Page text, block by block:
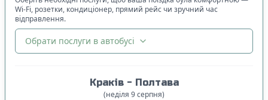
Wi-Fi, розетки, кондиціонер, прямий рейс чи зручний час
відправлення.
Обрати послуги в автобусі
Краків - Полтава
(неділя 9серпня)